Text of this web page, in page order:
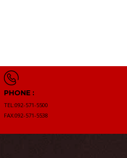
PHONE :
TEL:092-571-5500
FAX:092-571-5538